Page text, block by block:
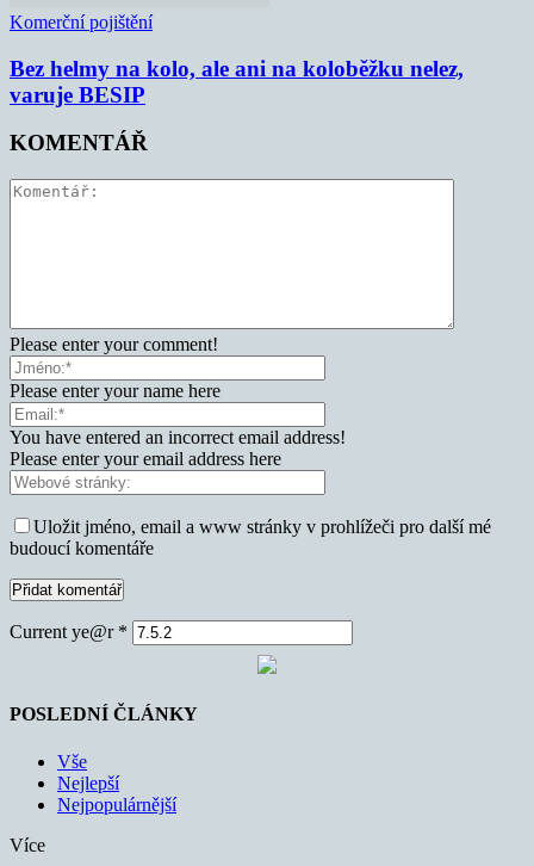
Komerční pojištění
Bez helmy na kolo, ale ani na koloběžku nelez,
varuje BESIP
KOMENTÁŘ
Please enter your comment!
Please enter your name here
You have entered an incorrect email address!
Please enter your email address here
Uložit jméno, email a www stránky v prohlížeči pro další mé
budoucí komentáře
Current ye@r *
POSLEDNÍ ČLÁNKY
Vše
Nejlepší
Nejpopulárnější
Více